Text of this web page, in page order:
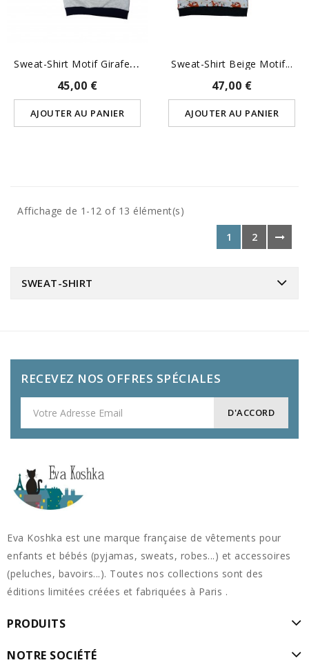
S
Weat-Shirt Motif Girafe Rouge
45,00 €
AJOUTER AU PANIER
Sweat-Shirt Beige Motif...
47,00 €
AJOUTER AU PANIER
Affichage de 1-12 of 13 élément(s)
1
2
SWEAT-SHIRT
RECEVEZ NOS OFFRES SPÉCIALES
Eva Koshka est une marque française de vêtements pour
enfants et bébés (pyjamas, sweats, robes...) et accessoires
(peluches, bavoirs...). Toutes nos collections sont des
éditions limitées créées et fabriquées à Paris .
PRODUITS
NOTRE SOCIÉTÉ